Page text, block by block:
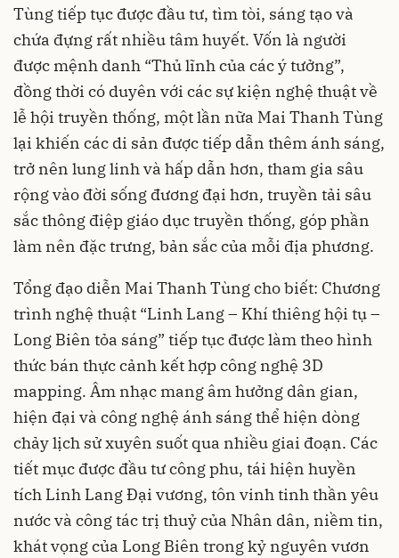
Tùng tiếp tục được đầu tư, tìm tòi, sáng tạo và
chứa đựng rất nhiều tâm huyết. Vốn là người
được mệnh danh “Thủ lĩnh của các ý tưởng”,
đồng thời có duyên với các sự kiện nghệ thuật về
lễ hội truyền thống, một lần nữa Mai Thanh Tùng
lại khiến các di sản được tiếp dẫn thêm ánh sáng,
trở nên lung linh và hấp dẫn hơn, tham gia sâu
rộng vào đời sống đương đại hơn, truyền tải sâu
sắc thông điệp giáo dục truyền thống, góp phần
làm nên đặc trưng, bản sắc của mỗi địa phương.
Tổng đạo diễn Mai Thanh Tùng cho biết: Chương
trình nghệ thuật “Linh Lang – Khí thiêng hội tụ –
Long Biên tỏa sáng” tiếp tục được làm theo hình
thức bán thực cảnh kết hợp công nghệ 3D
mapping. Âm nhạc mang âm hưởng dân gian,
hiện đại và công nghệ ánh sáng thể hiện dòng
chảy lịch sử xuyên suốt qua nhiều giai đoạn. Các
tiết mục được đầu tư công phu, tái hiện huyền
tích Linh Lang Đại vương, tôn vinh tinh thần yêu
nước và công tác trị thuỷ của Nhân dân, niềm tin,
khát vọng của Long Biên trong kỷ nguyên vươn